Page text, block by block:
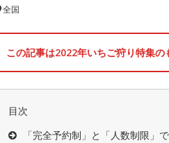
全国
この記事は2022年いちご狩り特集
目次
「完全予約制」と「人数制限」